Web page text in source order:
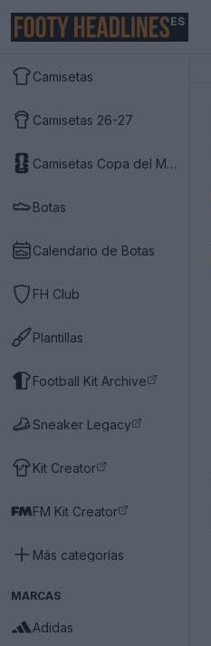
ES
Camisetas
Camisetas 26-27
Camisetas Copa del Mundo 2026
Botas
Calendario de Botas
FH Club
Plantillas
Football Kit Archive
Sneaker Legacy
Kit Creator
FM Kit Creator
Más categorías
MARCAS
Adidas